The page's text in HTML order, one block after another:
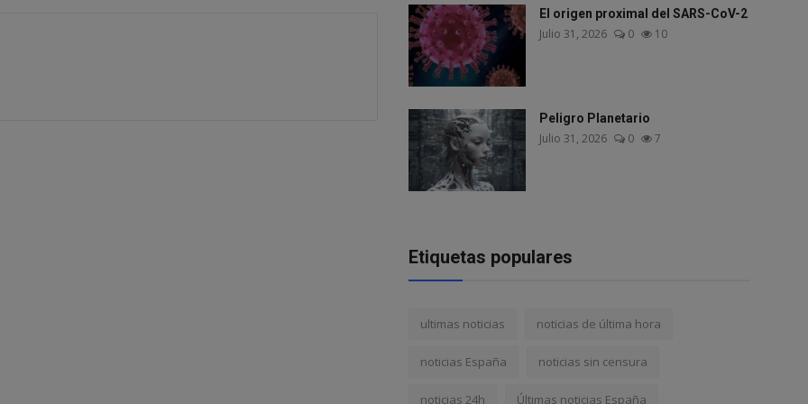
El origen proximal del SARS-CoV-2
Julio 31, 2026 0 10
Peligro Planetario
Julio 31, 2026 0 7
Etiquetas populares
ultimas noticias noticias de última hora
noticias España noticias sin censura
noticias 24h Últimas noticias España